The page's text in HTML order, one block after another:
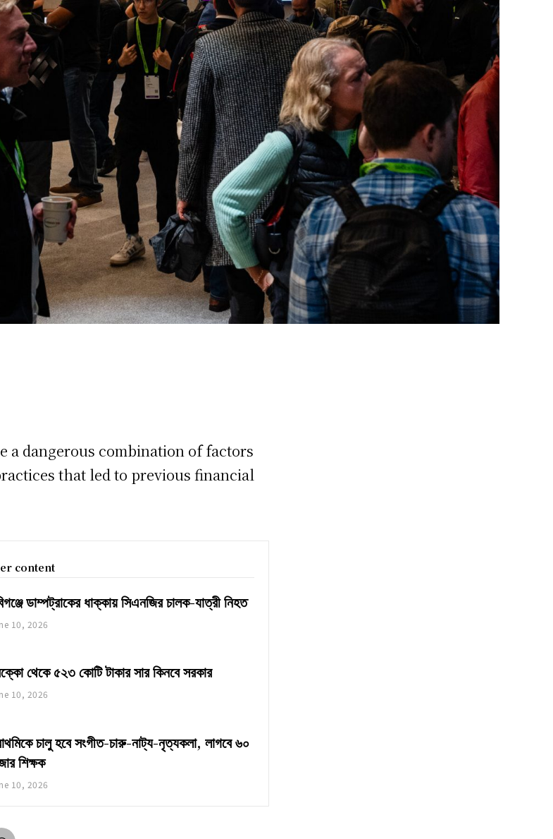
a dangerous combination of factors
that led to previous financial
content
ডাম্পট্রাকের ধাক্কায় সিএনজির চালক-যাত্রী নিহত
10, 2026
থেকে ৫২৩ কোটি টাকার সার কিনবে সরকার
10, 2026
চালু হবে সংগীত-চারু-নাট্য-নৃত্যকলা, লাগবে ৬০
শিক্ষক
10, 2026